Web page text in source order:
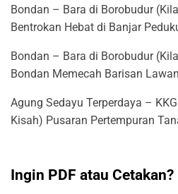
Bondan – Bara di Borobudur
Bentrokan Hebat di Banjar
Bondan – Bara di Borobudur
Bondan Memecah Barisan Lawan
Agung Sedayu Terperdaya –
Kisah) Pusaran Pertempuran
Ingin PDF atau Cetakan?